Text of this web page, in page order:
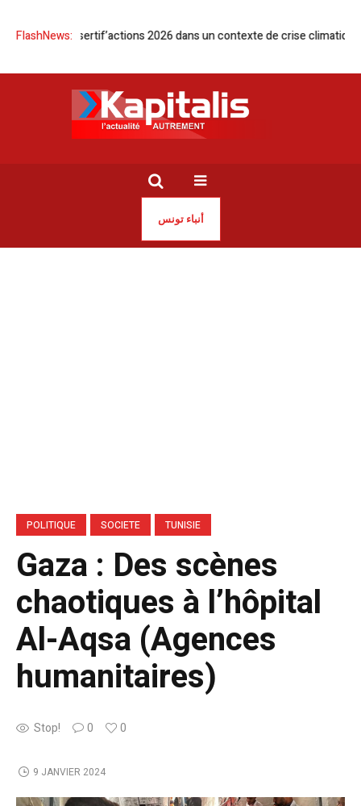
FlashNews:
Desertif’actions 2026 dans un contexte de crise climatique
أنباء تونس
POLITIQUE SOCIETE TUNISIE
Gaza : Des scènes
chaotiques à l’hôpital
Al-Aqsa (Agences
humanitaires)
Stop! 0 0
9 JANVIER 2024